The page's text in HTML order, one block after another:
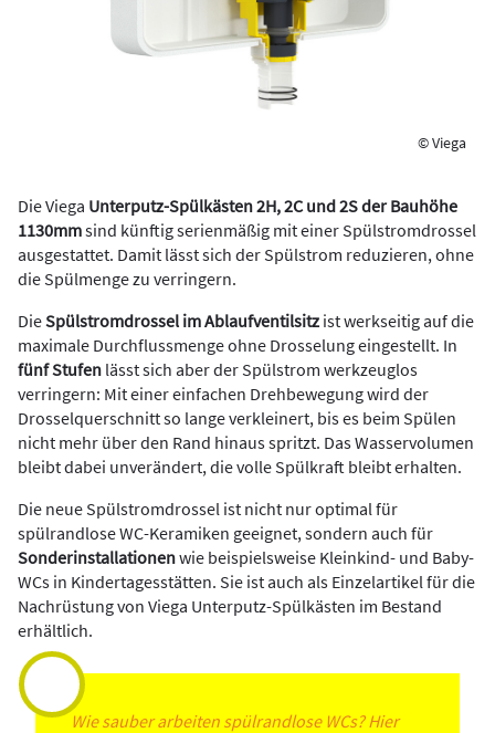
© Viega
Die Viega Unterputz-Spülkästen 2H, 2C und 2S der Bauhöhe
1130mmsind künftig serienmäßig mit einer Spülstromdrossel
ausgestattet. Damit lässt sich der Spülstrom reduzieren, ohne
die Spülmenge zu verringern.
DieSpülstromdrossel im Ablaufventilsitz ist werkseitig auf die
maximale Durchflussmenge ohne Drosselung eingestellt. In
fünf Stufen lässt sich aber der Spülstrom werkzeuglos
verringern: Mit einer einfachen Drehbewegung wird der
Drosselquerschnitt so lange verkleinert, bis es beim Spülen
nicht mehr über den Rand hinaus spritzt. Das Wasservolumen
bleibt dabei unverändert, die volle Spülkraft bleibt erhalten.
Die neue Spülstromdrossel ist nicht nur optimal für
spülrandlose WC-Keramiken geeignet, sondern auch für
Sonderinstallationenwie beispielsweise Kleinkind- und Baby-
WCs in Kindertagesstätten. Sie ist auch als Einzelartikel für die
Nachrüstung von Viega Unterputz-Spülkästen im Bestand
erhältlich.
Wie sauber arbeiten spülrandlose WCs? Hier